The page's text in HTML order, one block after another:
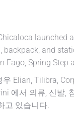
launched
backpack, and
Fago, Spring Step
Elian, Tilibra,
에서 의류, 신발,
고 있습니다.